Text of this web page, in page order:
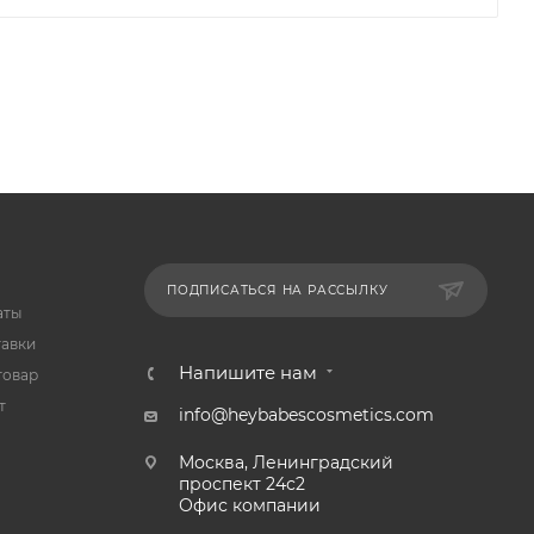
ПОДПИСАТЬСЯ НА РАССЫЛКУ
Напишите нам
info@heybabescosmetics.com
Москва, Ленинградский
проспект 24с2
Офис компании